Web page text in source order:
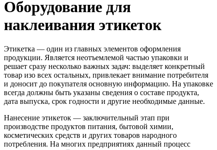
Оборудование для
наклеивания этикеток
Этикетка — один из главных элементов оформления
продукции. Является неотъемлемой частью упаковки и
решает сразу несколько важных задач: выделяет конкретный
товар изо всех остальных, привлекает внимание потребителя
и доносит до покупателя основную информацию. На упаковке
всегда должны быть указаны сведения о составе продукта,
дата выпуска, срок годности и другие необходимые данные.
Нанесение этикеток — заключительный этап при
производстве продуктов питания, бытовой химии,
косметических средств и других товаров народного
потребления. На многих предприятиях данный процесс